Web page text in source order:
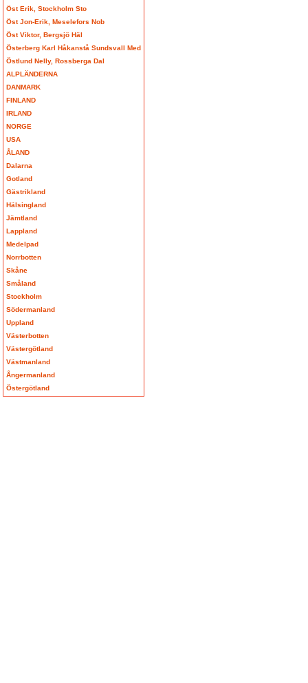
Öst Erik, Stockholm Sto
Öst Jon-Erik, Meselefors Nob
Öst Viktor, Bergsjö Häl
Österberg Karl Håkanstå Sundsvall Med
Östlund Nelly, Rossberga Dal
ALPLÄNDERNA
DANMARK
FINLAND
IRLAND
NORGE
USA
ÅLAND
Dalarna
Gotland
Gästrikland
Hälsingland
Jämtland
Lappland
Medelpad
Norrbotten
Skåne
Småland
Stockholm
Södermanland
Uppland
Västerbotten
Västergötland
Västmanland
Ångermanland
Östergötland